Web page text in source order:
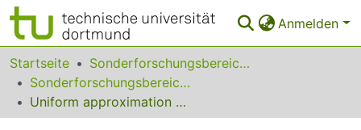
Anmelden
Bereiche & Sammlungen
Das gesamte Repositorium
Startseite
Sonderforschungsbereiche
Sonderforschungsbereich (SFB) 475
Uniform approximation of eigenvalues in Laguerre and Hermite â-ensembles by roots of orthogonal polynomials